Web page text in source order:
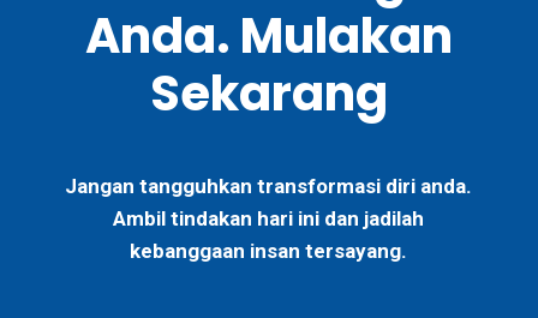
Anda. Mulakan
Sekarang
Jangan tangguhkan transformasi diri anda.
Ambil tindakan hari ini dan jadilah
kebanggaan insan tersayang.